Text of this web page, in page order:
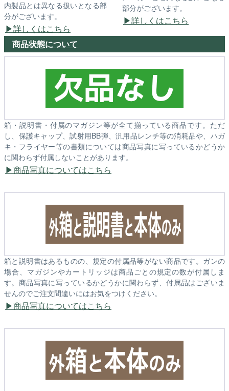
内製品とは異なる扱いとなる部
分がございます。
詳しくはこちら
部分がございます。
詳しくはこちら
商品状態について
箱・説明書・付属のマガジン等が全て揃っている商品です。ただ
し、保護キャップ、試射用BB弾、汎用品レンチ等の消耗品や、ハガ
キ・フライヤー等の書類については商品写真に写っているかどうか
に関わらず付属しないことがあります。
商品写真についてはこちら
箱と説明書はあるものの、規定の付属品等がない商品です。ガンの
場合、マガジンやカートリッジは商品ごとの規定の数が付属しま
す。商品写真に写っているかどうかに関わらず、付属品はございま
せんのでご注文間違いにはお気をつけください。
商品写真についてはこちら